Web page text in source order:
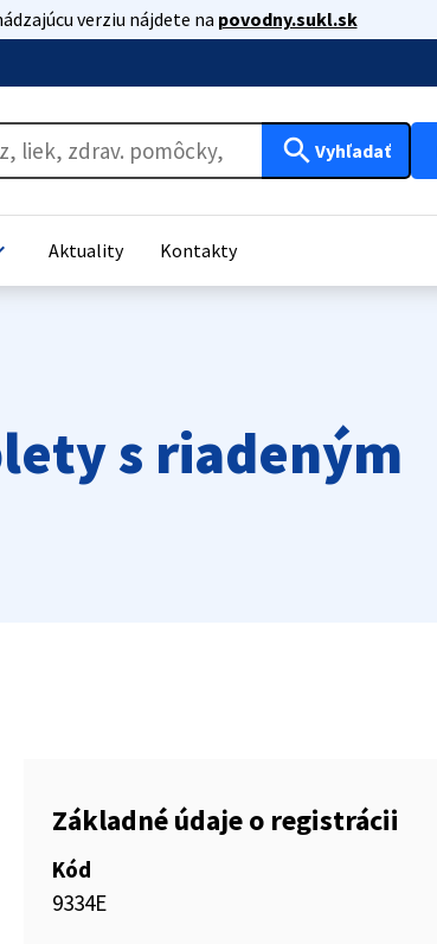
verziu nájdete na povodny.sukl.sk
search Vyhľadať
Aktuality Kontakty
s riadeným
Základné údaje o registrácii
Kód
9334E